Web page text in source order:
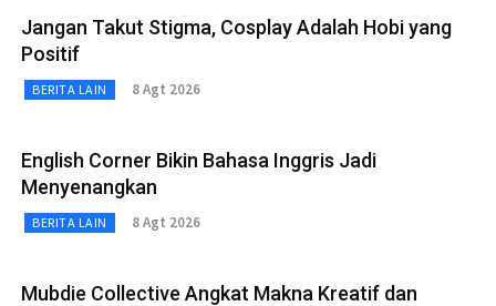
Jangan Takut Stigma, Cosplay Adalah Hobi yang
Positif
BERITA LAIN 8 Agt 2026
English Corner Bikin Bahasa Inggris Jadi
Menyenangkan
BERITA LAIN 8 Agt 2026
Mubdie Collective Angkat Makna Kreatif dan